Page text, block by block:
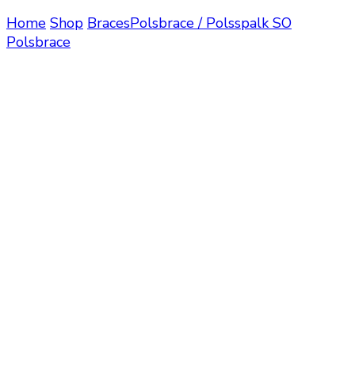
Home Shop BracesPolsbrace / PolsspalkSO
Polsbrace